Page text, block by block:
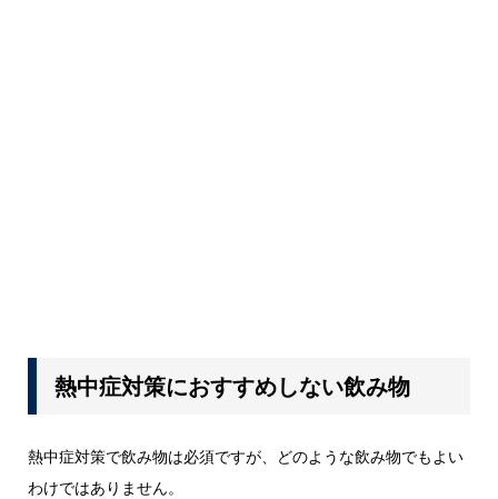
熱中症対策におすすめしない飲み物
熱中症対策で飲み物は必須ですが、どのような飲み物でもよい
わけではありません。